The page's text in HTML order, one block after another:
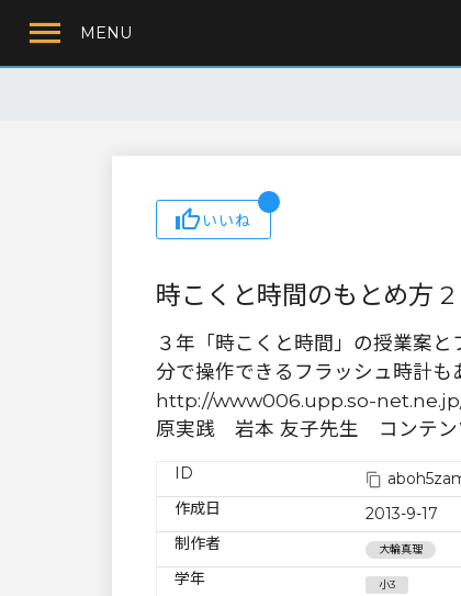
MENU
いいね
時こくと時間のもとめ方 2
３年「時こくと時間」の授業案
分で操作できるフラッシュ時計も
http://www006.upp.so-
原実践 岩本 友子先生 コンテ
ID
作成日
2013-9-17
制作者
大輪真理
学年 小3